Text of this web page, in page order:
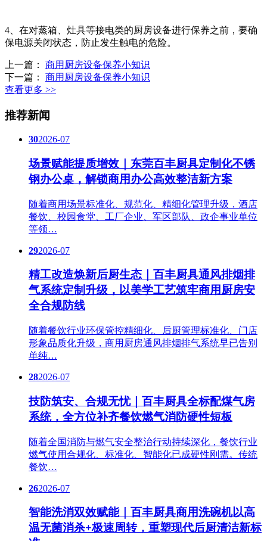
4、在对蒸箱、灶具等接电类的厨房设备进行保养之前，要确
保电源关闭状态，防止发生触电的危险。
上一篇： 商用厨房设备保养小知识
下一篇： 商用厨房设备保养小知识
查看更多 >>
推荐新闻
302026-07
场景赋能提质增效｜东莞百丰厨具定制化不锈
钢办公桌，解锁商用办公高效整洁新方案
随着商用场景标准化、规范化、精细化管理升级，酒店
餐饮、校园食堂、工厂企业、军区部队、政企事业单位
等领…
292026-07
精工改造焕新后厨生态｜百丰厨具通风排烟排
气系统定制升级，以美学工艺筑牢商用厨房安
全合规防线
随着餐饮行业环保管控精细化、后厨管理标准化、门店
形象品质化升级，商用厨房通风排烟排气系统早已告别
单纯…
282026-07
技防筑安、合规无忧｜百丰厨具全标配煤气房
系统，全方位补齐餐饮燃气消防硬性短板
随着全国消防与燃气安全整治行动持续深化，餐饮行业
燃气使用合规化、标准化、智能化已成硬性刚需。传统
餐饮…
262026-07
智能洗消双效赋能｜百丰厨具商用洗碗机以高
温无菌消杀+极速周转，重塑现代后厨清洁新标